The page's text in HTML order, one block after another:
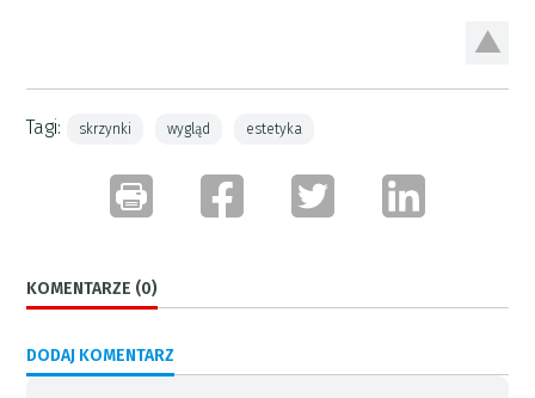
Tagi: skrzynki wygląd estetyka
KOMENTARZE (0)
DODAJ KOMENTARZ